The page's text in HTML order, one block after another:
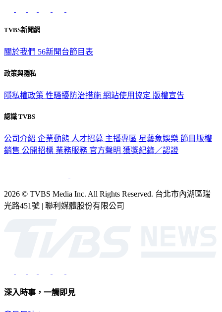
TVBS新聞網
關於我們 56新聞台節目表
政策與隱私
隱私權政策 性騷擾防治措施 網站使用協定 版權宣告
認識 TVBS
公司介紹 企業動態 人才招募 主播專區 星藝象娛樂 節目版權
銷售 公開招標 業務服務 官方聲明 獲獎紀錄／認證
2026 © TVBS Media Inc. All Rights Reserved. 台北市內湖區瑞
光路451號 | 聯利媒體股份有限公司
深入時事，一觸即見